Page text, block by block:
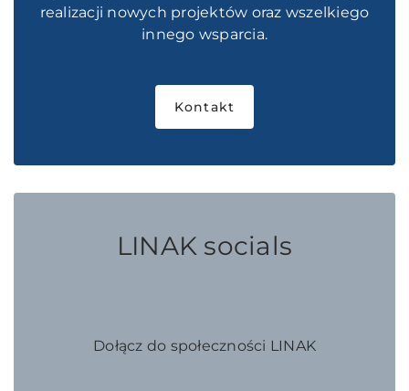
realizacji nowych projektów oraz wszelkiego
innego wsparcia.
Kontakt
LINAK socials
Dołącz do społeczności LINAK